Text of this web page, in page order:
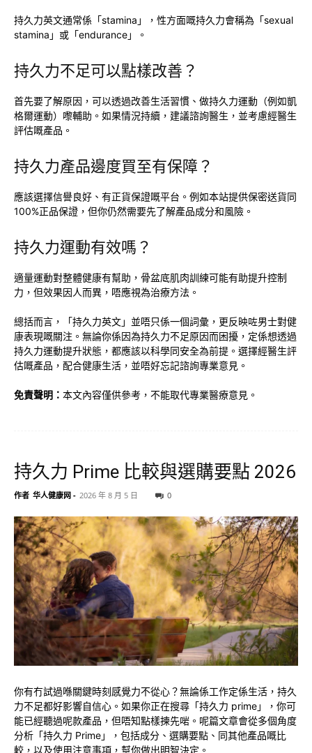
持久力英文通常係「stamina」，性方面嘅持久力會稱為「sexual
stamina」或「endurance」。
持久力不足可以點樣改善？
首先要了解原因，可以透過改善生活習慣、做持久力運動（例如凱
格爾運動）嚟輔助。如果情況持續，建議諮詢醫生，並考慮經醫生
評估嘅產品。
持久力產品邊度買至有保障？
應該選擇信譽良好、有正貨保證嘅平台。例如本站提供保密送貨同
100%正品保證，但你仍然需要先了解產品成分和風險。
持久力運動有效嗎？
適量運動對整體健康有幫助，骨盆底肌肉訓練可能有助提升控制
力，但效果因人而異，唔應視為治療方法。
總括而言，「持久力英文」並唔只係一個詞彙，更反映咗男士對健
康表現嘅關注。無論你係因為持久力不足原因而困擾，定係想透過
持久力運動提升狀態，都應該以科學同安全為前提。選擇經醫生評
估嘅產品，配合健康生活，並唔好忘記諮詢專業意見。
免責聲明： 本文內容僅供參考，不能取代專業醫療意見。
持久力 Prime 比較與選購要點 2026
作者 华人健康网 - 2026 年 8 月 5 日 0
你有冇試過喺關鍵時刻感覺力不從心？無論係工作定係生活，持久
力不足都好影響自信心。如果你正在搜尋「持久力 prime」，你可
能已經聽過呢款產品，但唔知點樣揀先啱。呢篇文章會從多個角度
分析「持久力 Prime」，包括成分、選購要點、同其他產品嘅比
較，以及使用注意事項，幫你做出明智決定。